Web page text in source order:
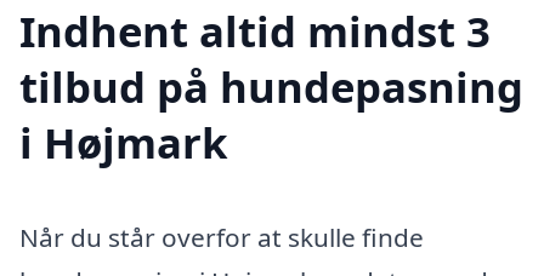
Indhent altid mindst 3
tilbud på hundepasning
i Højmark
Når du står overfor at skulle finde